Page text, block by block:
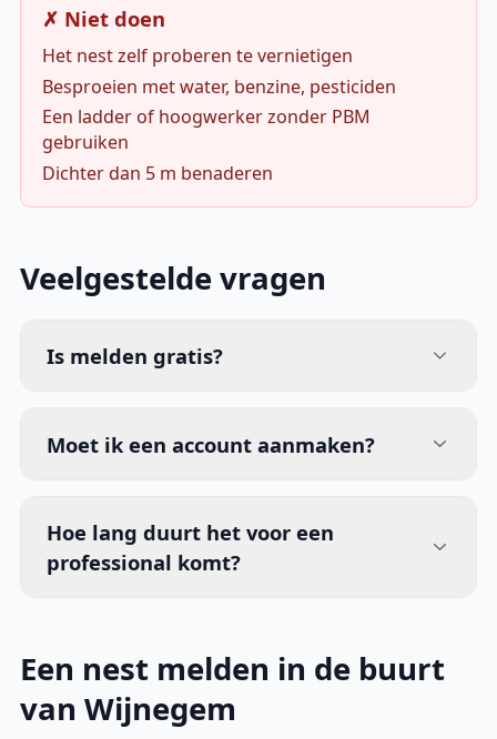
✗ Niet doen
Het nest zelf proberen te vernietigen
Besproeien met water, benzine, pesticiden
Een ladder of hoogwerker zonder PBM
gebruiken
Dichter dan 5 m benaderen
Veelgestelde vragen
Is melden gratis?
Moet ik een account aanmaken?
Hoe lang duurt het voor een
professional komt?
Een nest melden in de buurt
van Wijnegem